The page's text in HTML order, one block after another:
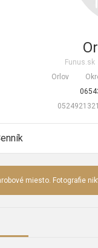
Funus.sk
Orlov
miesto. Fotografie